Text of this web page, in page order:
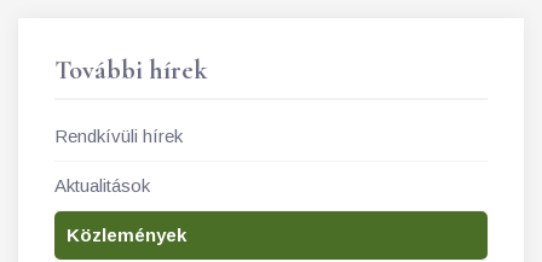
További hírek
Rendkívüli hírek
Aktualitások
Közlemények